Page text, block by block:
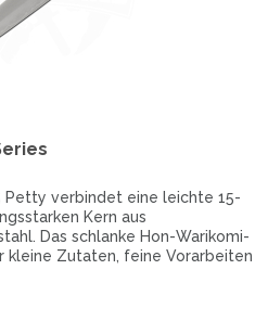
Petty verbindet eine leichte 15-
Kern aus
Das schlanke Hon-Warikomi-
kleine Zutaten, feine Vorarbeiten